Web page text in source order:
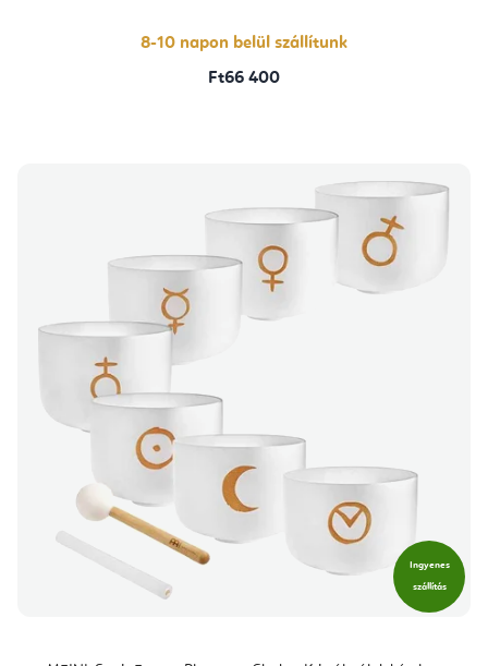
csillag.
8-10 napon belül szállítunk
Ft66 400
Ingyenes
szállítás